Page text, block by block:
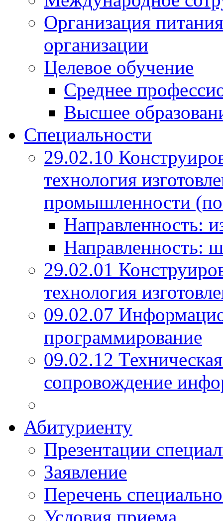
Организация
организации
Целевое обучение
Среднее
Высшее
Специальности
29.02.10
технология
промышленности
Направленность:
Направленность:
29.02.01
технология
09.02.07
программирование
09.02.12
сопровождение
Абитуриенту
Презентации
Заявление
Перечень